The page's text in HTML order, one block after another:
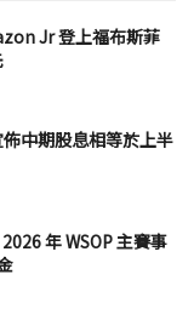
Jr 登上福布斯菲
中期股息相等於上半
年 WSOP 主賽事